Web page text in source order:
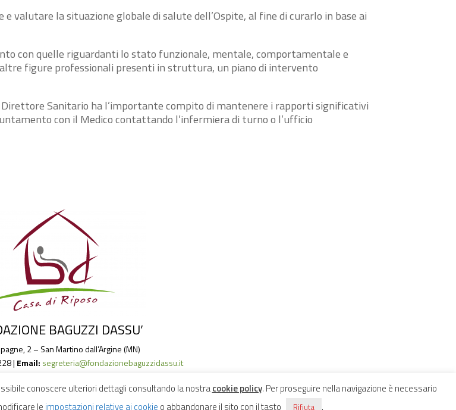
valutare la situazione globale di salute dell’Ospite, al fine di curarlo in base ai
con quelle riguardanti lo stato funzionale, mentale, comportamentale e
figure professionali presenti in struttura, un piano di intervento
Sanitario ha l’importante compito di mantenere i rapporti significativi
con il Medico contattando l’infermiera di turno o l’ufficio
BAGUZZI DASSU’
2 – San Martino dall’Argine (MN)
| Email: segreteria@fondazionebaguzzidassu.it
conoscere ulteriori dettagli consultando la nostracookie policy. Per proseguire nella navigazione è necessario
le impostazioni relative ai cookie o abbandonare il sito con il tasto Rifiuta .